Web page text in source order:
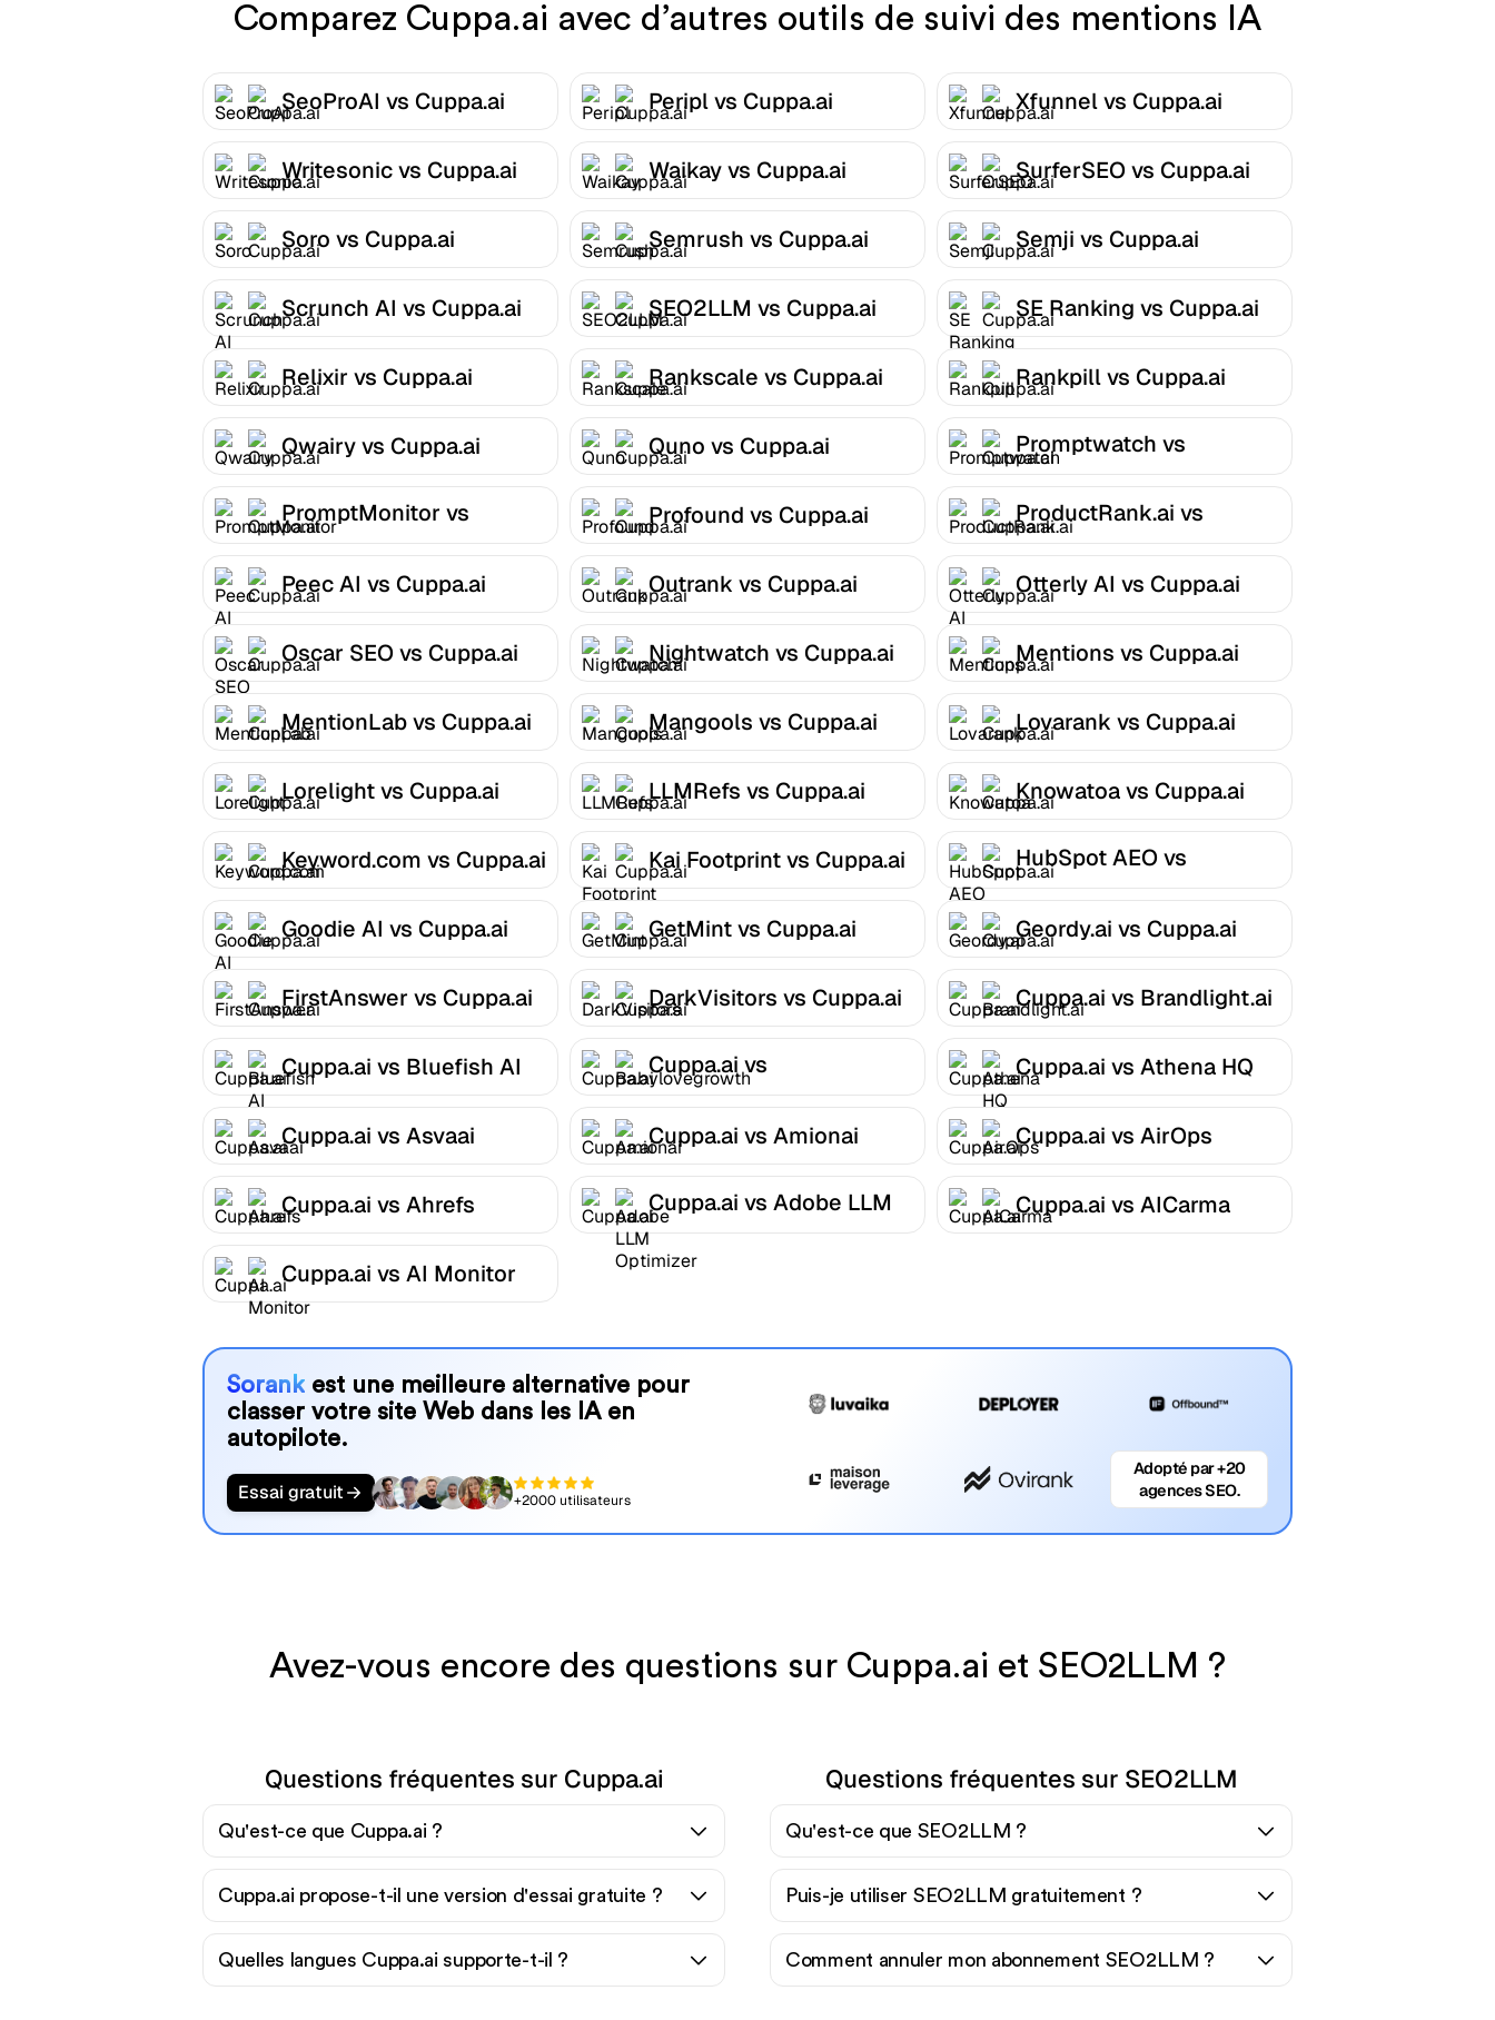
Comparez Cuppa.ai avec d’autres outils de suivi des mentions IA
SeoProAI vs Cuppa.ai Peripl vs Cuppa.ai Xfunnel vs Cuppa.ai
Writesonic vs Cuppa.ai Waikay vs Cuppa.ai SurferSEO vs Cuppa.ai
Soro vs Cuppa.ai Semrush vs Cuppa.ai Semji vs Cuppa.ai
Scrunch AI vs Cuppa.ai SEO2LLM vs Cuppa.ai SE Ranking vs Cuppa.ai
Relixir vs Cuppa.ai Rankscale vs Cuppa.ai Rankpill vs Cuppa.ai
Qwairy vs Cuppa.ai Quno vs Cuppa.ai
Promptwatch vs
Cuppa.ai
PromptMonitor vs
Cuppa.ai
Profound vs Cuppa.ai
ProductRank.ai vs
Cuppa.ai
Peec AI vs Cuppa.ai
Outrank vs Cuppa.ai Otterly AI vs Cuppa.ai
Oscar SEO vs Cuppa.ai Nightwatch vs Cuppa.ai Mentions vs Cuppa.ai
MentionLab vs Cuppa.ai Mangools vs Cuppa.ai Lovarank vs Cuppa.ai
Lorelight vs Cuppa.ai LLMRefs vs Cuppa.ai Knowatoa vs Cuppa.ai
Keyword.com vs Cuppa.ai Kai Footprint vs Cuppa.ai
HubSpot AEO vs
Cuppa.ai
Goodie AI vs Cuppa.ai
GetMint vs Cuppa.ai Geordy.ai vs Cuppa.ai
FirstAnswer vs Cuppa.ai DarkVisitors vs Cuppa.ai Cuppa.ai vs Brandlight.ai
Cuppa.ai vs Bluefish AI
Cuppa.ai vs
Babylovegrowth
Cuppa.ai vs Athena HQ
Cuppa.ai vs Asvaai Cuppa.ai vs Amionai Cuppa.ai vs AirOps
Cuppa.ai vs Ahrefs
Cuppa.ai vs Adobe LLM
Optimizer
Cuppa.ai vs AICarma
Cuppa.ai vs AI Monitor
Sorankest une meilleure alternative pour
classer votre site Web dans les IA en
autopilote.
Essai gratuit +2000 utilisateurs
Adopté par +20
agences SEO.
Avez-vous encore des questions sur Cuppa.ai et SEO2LLM ?
Questions fréquentes sur Cuppa.ai
Qu'est-ce que Cuppa.ai ?
Cuppa.ai propose-t-il une version d'essai gratuite ?
Quelles langues Cuppa.ai supporte-t-il ?
Questions fréquentes sur SEO2LLM
Qu'est-ce que SEO2LLM ?
Puis-je utiliser SEO2LLM gratuitement ?
Comment annuler mon abonnement SEO2LLM ?